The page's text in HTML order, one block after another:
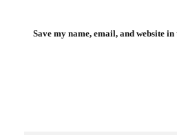
Save my name, email, and website